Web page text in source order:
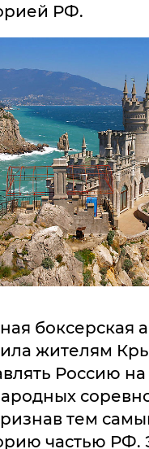
РФ.
боксерская
жителям
Россию на
тем
частью РФ.